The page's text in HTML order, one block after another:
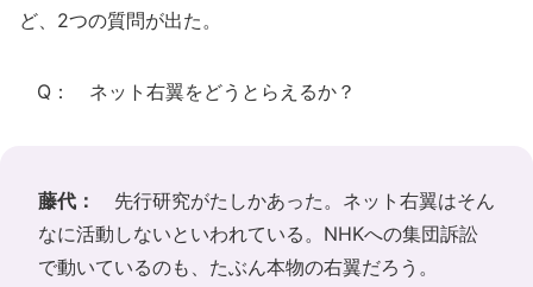
ど、2つの質問が出た。
Q： ネット右翼をどうとらえるか？
藤代：
先行研究がたしかあった。ネット右翼はそん
なに活動しないといわれている。NHKへの集団訴訟
で動いているのも、たぶん本物の右翼だろう。